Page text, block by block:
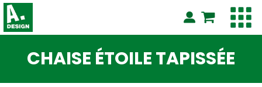
CHAISE ÉTOILE TAPISSÉE